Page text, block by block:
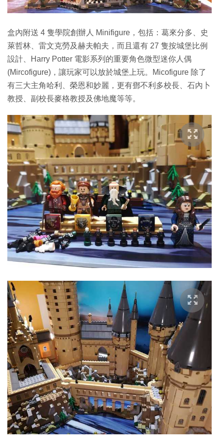
盒內附送 4 隻學院創辦人 Minifigure，包括：葛來分多、史
萊哲林、雷文克勞及赫夫帕夫，而且還有 27 隻按城堡比例
設計、Harry Potter 電影系列的重要角色微型迷你人偶
(Mircofigure)，讓玩家可以放於城堡上玩。Micofigure 除了
有三大主角哈利、榮恩和妙麗，更有鄧不利多校長、石內卜
教授、副校長麥格教授及佛地魔等等。